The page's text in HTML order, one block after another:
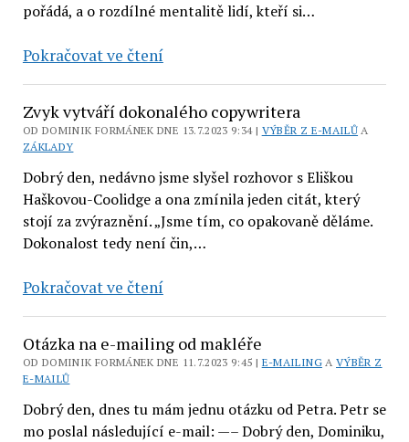
pořádá, a o rozdílné mentalitě lidí, kteří si…
Pokračovat ve čteníMentalita
a mentalita
hojnosti
Zvyk vytváří dokonalého copywritera
OD DOMINIK FORMÁNEK DNE 13.7.2023 9:34 | VÝBĚR Z E-MAILŮ A
ZÁKLADY
Dobrý den, nedávno jsme slyšel rozhovor s Eliškou
Haškovou-Coolidge a ona zmínila jeden citát, který
stojí za zvýraznění. „Jsme tím, co opakovaně děláme.
Dokonalost tedy není čin,…
Pokračovat ve čteníZvyk
dokonalého
copywritera
Otázka na e-mailing od makléře
OD DOMINIK FORMÁNEK DNE 11.7.2023 9:45 | E-MAILINGA VÝBĚR Z
E-MAILŮ
Dobrý den, dnes tu mám jednu otázku od Petra. Petr se
mo poslal následující e-mail: —– Dobrý den, Dominiku,